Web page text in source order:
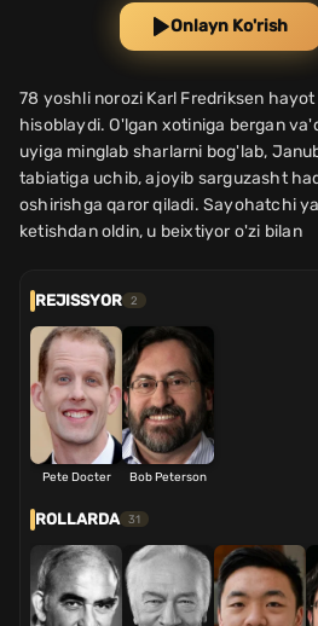
Onlayn Ko'rish
78 yoshli norozi Karl Fredriksen
hisoblaydi. O'lgan xotiniga bergan
uyiga minglab sharlarni bog'lab,
tabiatiga uchib, ajoyib sarguzasht
oshirishga qaror qiladi. Sayohatchi
ketishdan oldin, u beixtiyor o'zi bilan
REJISSYOR 2
Pete Docter Bob Peterson
ROLLARDA 31